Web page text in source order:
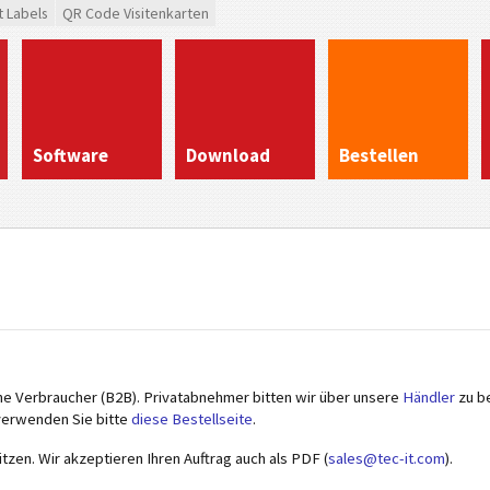
Labels QR Code Visitenkarten
Software Download Bestellen
(B2B). Privatabnehmer bitten wir über unsere Händler zu
Sie bitte diese Bestellseite.
Wir akzeptieren Ihren Auftrag auch als PDF (sales@tec-it.com).